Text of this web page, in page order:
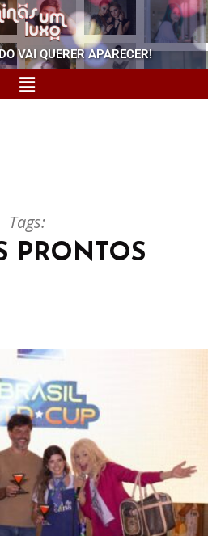
VAI QUERER APARECER!
Tags:
PRONTOS